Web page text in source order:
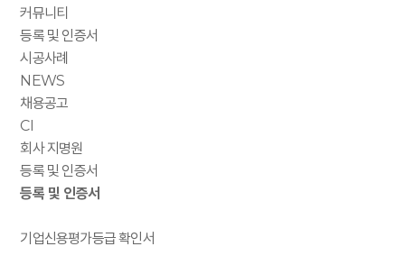
커뮤니티
등록 및 인증서
시공사례
NEWS
채용공고
CI
회사 지명원
등록 및 인증서
등록 및 인증서
기업신용평가등급 확인서